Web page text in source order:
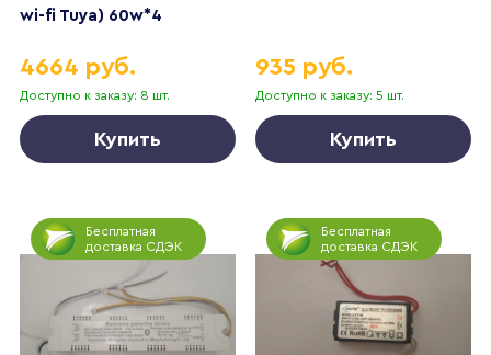
wi-fi Tuya) 60w*4
Доступно к заказу: 8 шт.
4664 руб.
Купить
Доступно к заказу: 5 шт.
935 руб.
Купить
Бесплатная
доставка СДЭК
Бесплатная
доставка СДЭК